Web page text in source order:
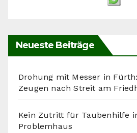
Neueste Beiträge
Drohung mit Messer in
Zeugen nach Streit am
Kein Zutritt für Taubenhilfe
Problemhaus